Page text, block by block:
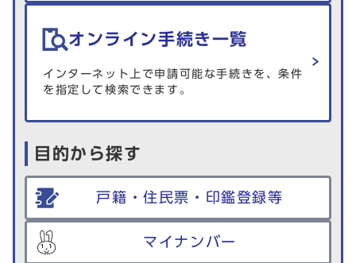
オンライン手続き一覧
インターネット上で申請可能な手続きを、条件
を指定して検索できます。
目的から探す
戸籍・住民票・印鑑登録等
マイナンバー